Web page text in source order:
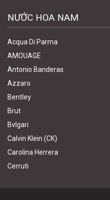
NƯỚC HOA NAM
Acqua Di Parma
AMOUAGE
Antonio Banderas
Azzaro
Bentley
Brut
Bvlgari
Calvin Klein (CK)
Carolina Herrera
Cerruti